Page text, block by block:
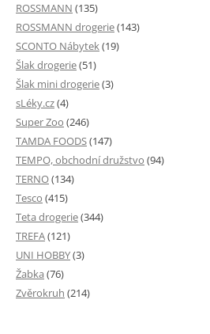
ROSSMANN (135)
ROSSMANN drogerie(143)
SCONTO Nábytek(19)
Šlak drogerie(51)
Šlak mini drogerie(3)
sLéky.cz(4)
Super Zoo (246)
TAMDA FOODS(147)
TEMPO, obchodní družstvo (94)
TERNO(134)
Tesco (415)
Teta drogerie(344)
TREFA(121)
UNI HOBBY(3)
Žabka (76)
Zvěrokruh (214)